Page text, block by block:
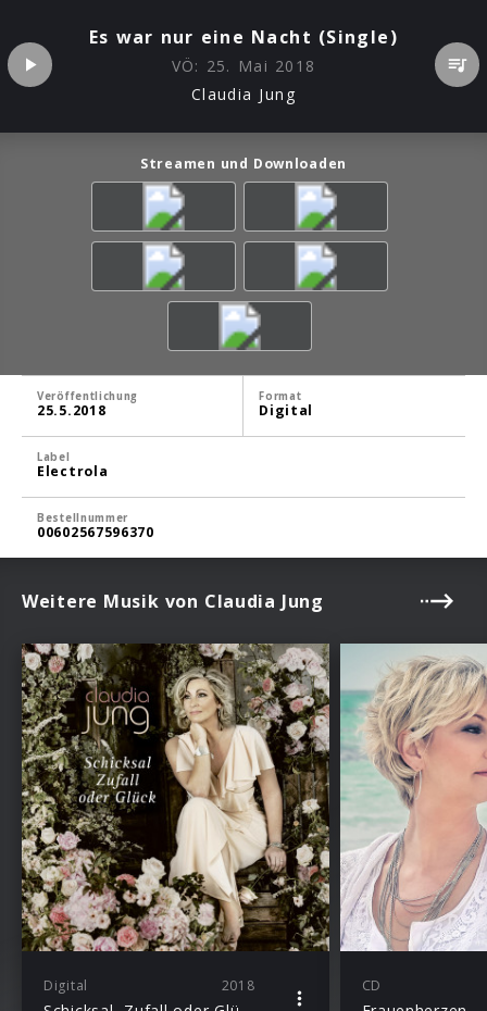
Es war nur eine Nacht (Single)
VÖ: 25. Mai 2018
Claudia Jung
Streamen und Downloaden
Veröffentlichung
25.5.2018
Format
Digital
Label
Electrola
Bestellnummer
00602567596370
Weitere Musik von Claudia Jung
Digital 2018 CD